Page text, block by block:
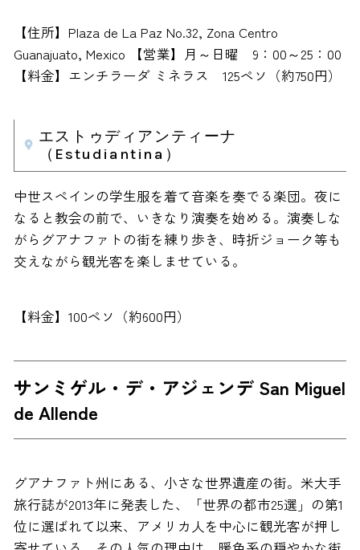
【住所】Plaza de La Paz No.32, Zona Centro
Guanajuato, Mexico 【営業】月～日曜 9：00～25：00
【料金】エンチラーダ ミネラス 125ペソ（約750円）
エストゥディアンティーナ
（Estudiantina）
中世スペインの学生服を着て音楽を奏でる楽団。夜に
なると教会の前で、いきなり演奏を始める。演奏しな
がらグアナファトの街を練り歩き、時折ジョーク等も
交えながら観光客を楽しませている。
【料金】100ペソ（約600円）
サンミゲル・デ・アジェンデ San Miguel
de Allende
グアナファト州にある、小さな世界遺産の街。米大手
旅行誌が2013年に発表した、「世界の都市25選」の第1
位に選ばれて以来、アメリカ人を中心に観光客が押し